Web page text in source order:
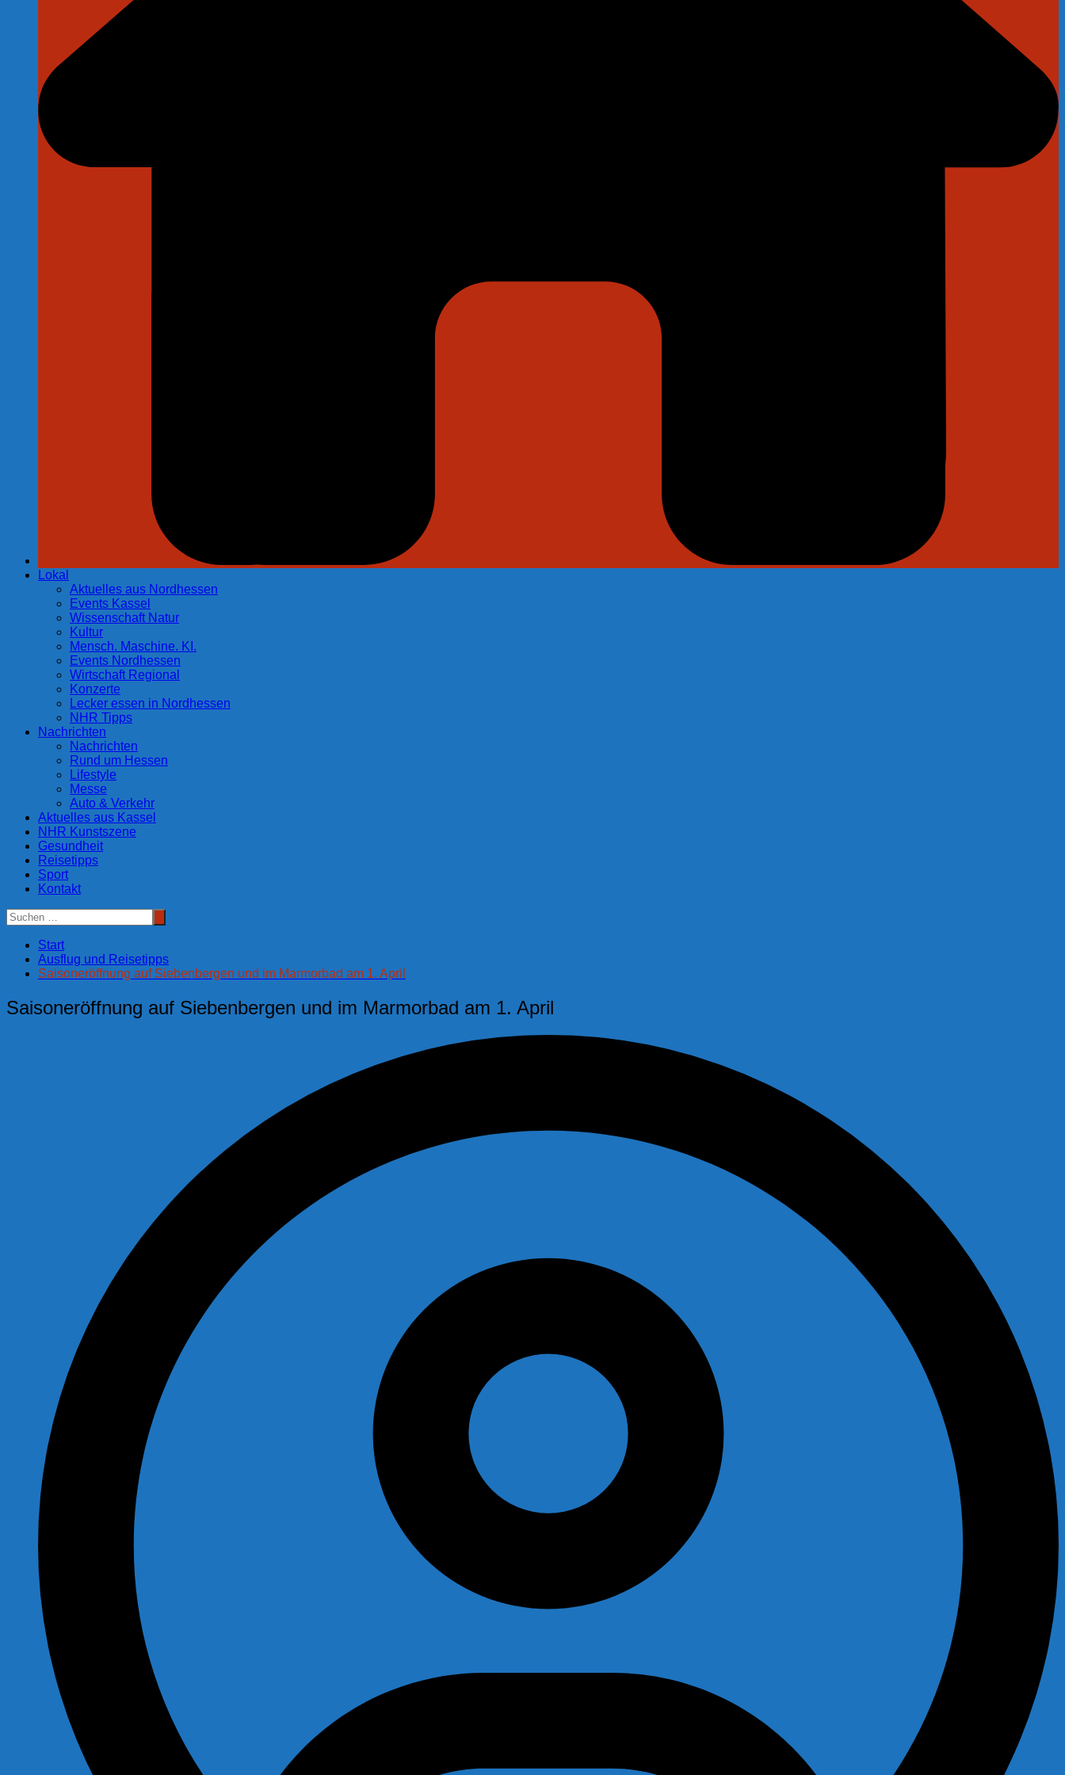
Lokal
Aktuelles aus Nordhessen
Events Kassel
Wissenschaft Natur
Kultur
Mensch. Maschine. KI.
Events Nordhessen
Wirtschaft Regional
Konzerte
Lecker essen in Nordhessen
NHR Tipps
Nachrichten
Nachrichten
Rund um Hessen
Lifestyle
Messe
Auto & Verkehr
Aktuelles aus Kassel
NHR Kunstszene
Gesundheit
Reisetipps
Sport
Kontakt
Start
Ausflug und Reisetipps
Saisoneröffnung auf Siebenbergen und im Marmorbad am 1. April
Saisoneröffnung auf Siebenbergen und im Marmorbad am 1. April